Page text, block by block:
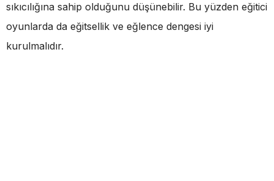
sıkıcılığına sahip olduğunu düşünebilir. Bu yüzden eğitici
oyunlarda da eğitsellik ve eğlence dengesi iyi
kurulmalıdır.